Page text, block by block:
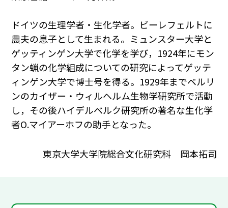
ドイツの生理学者・生化学者。ビーレフェルトに
農夫の息子として生まれる。ミュンスター大学と
ゲッティンゲン大学で化学を学び，1924年にモン
タン蝋の化学組成についての研究によってゲッテ
ィンゲン大学で博士号を得る。1929年までベルリ
ンのカイザー・ウィルヘルム生物学研究所で活動
し，その後ハイデルベルク研究所の著名な生化学
者O.マイアーホフの助手となった。
東京大学大学院総合文化研究科 岡本拓司